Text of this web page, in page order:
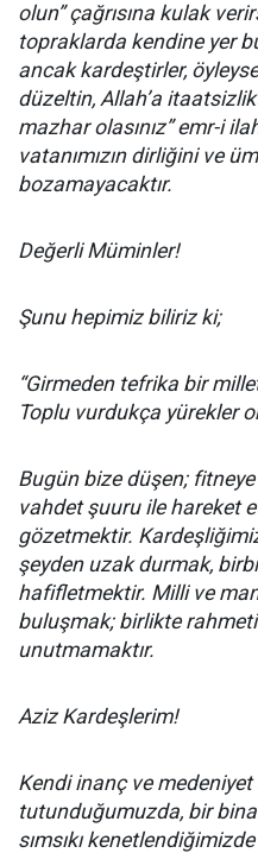
olun” çağrısına kulak
topraklarda kendine yer
ancak kardeştirler,
düzeltin, Allah’a
mazhar olasınız” emr-i
vatanımızın dirliğini ve
bozamayacaktır.
Değerli Müminler!
Şunu hepimiz biliriz ki;
“Girmeden tefrika bir
Toplu vurdukça yürekler
Bugün bize düşen; fitneye
vahdet şuuru ile hareket
gözetmektir.
şeyden uzak durmak,
hafifletmektir. Milli ve
buluşmak; birlikte
unutmamaktır.
Aziz Kardeşlerim!
Kendi inanç ve
tutunduğumuzda, bir
sımsıkı